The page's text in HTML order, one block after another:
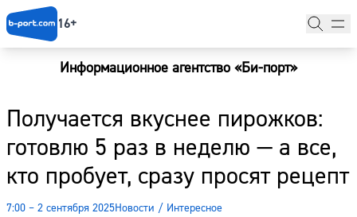
16+
Информационное агентство «Би-порт»
Получается вкуснее пирожков:
готовлю 5 раз в неделю — а все,
кто пробует, сразу просят рецепт
7:00 – 2 сентября 2025Новости / Интересное
Новости
Наши гости
Фоторепортажи